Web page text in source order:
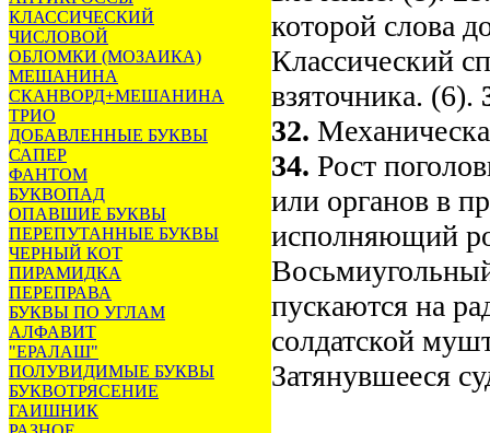
КЛАССИЧЕСКИЙ
ЧИСЛОВОЙ
ОБЛОМКИ (МОЗАИКА)
МЕШАНИНА
СКАНВОРД+МЕШАНИНА
ТРИО
ДОБАВЛЕННЫЕ БУКВЫ
САПЕР
ФАНТОМ
БУКВОПАД
ОПАВШИЕ БУКВЫ
ПЕРЕПУТАННЫЕ БУКВЫ
ЧЕРНЫЙ КОТ
ПИРАМИДКА
ПЕРЕПРАВА
БУКВЫ ПО УГЛАМ
АЛФАВИТ
"ЕРАЛАШ"
ПОЛУВИДИМЫЕ БУКВЫ
БУКВОТРЯСЕНИЕ
ГАИШНИК
которой слова
Классический
взяточника. (6).
32.
34. Рост
или органов в
исполняющий
пускаются на
солдатской
Затянувшееся